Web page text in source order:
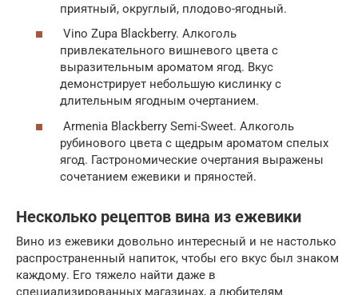
приятный, округлый, плодово-ягодный.
Vino Zupa Blackberry. Алкоголь
привлекательного вишневого цвета с
выразительным ароматом ягод. Вкус
демонстрирует небольшую кислинку с
длительным ягодным очертанием.
Armenia Blackberry Semi-Sweet. Алкоголь
рубинового цвета с щедрым ароматом спелых
ягод. Гастрономические очертания выражены
сочетанием ежевики и пряностей.
Несколько рецептов вина из ежевики
Вино из ежевики довольно интересный и не настолько
распространенный напиток, чтобы его вкус был знаком
каждому. Его тяжело найти даже в
специализированных магазинах, а любителям